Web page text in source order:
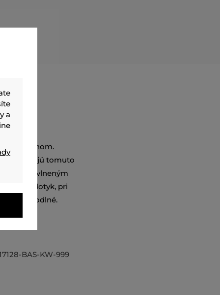
výstrihom.
dodávajú tomuto
100% bavlneným
na dotyk, pri
pohodlné.
BAS-KW-999
a